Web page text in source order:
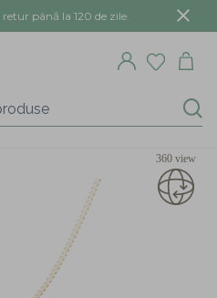
până la 120 de zile.
360 view